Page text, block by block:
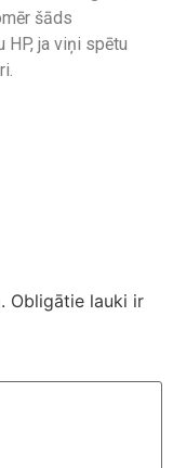
šāds
HP, ja viņi spētu
Obligātie lauki ir